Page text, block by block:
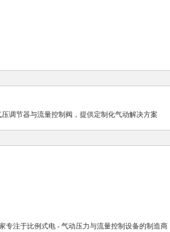
调节器与流量控制阀，提供定制化气动解决方案
专注于比例式电 - 气动压力与流量控制设备的制造商